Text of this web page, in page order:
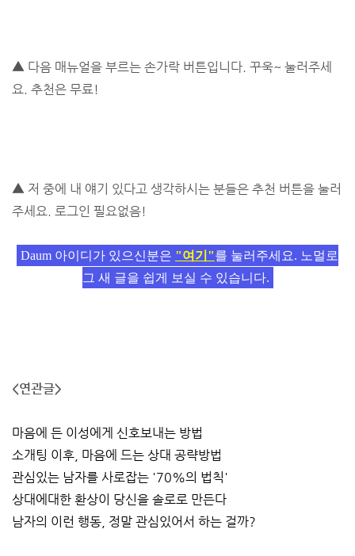
▲ 다음 매뉴얼을 부르는 손가락 버튼입니다. 꾸욱~ 눌러주세
요. 추천은 무료!
▲ 저 중에 내 얘기 있다고 생각하시는 분들은 추천 버튼을 눌러
주세요. 로그인 필요없음!
Daum 아이디가 있으신분은 "여기"를 눌러주세요. 노멀로
그 새 글을 쉽게 보실 수 있습니다.
<연관글>
마음에 든 이성에게 신호보내는 방법
소개팅 이후, 마음에 드는 상대 공략방법
관심있는 남자를 사로잡는 '70%의 법칙'
상대에대한 환상이 당신을 솔로로 만든다
남자의 이런 행동, 정말 관심있어서 하는 걸까?